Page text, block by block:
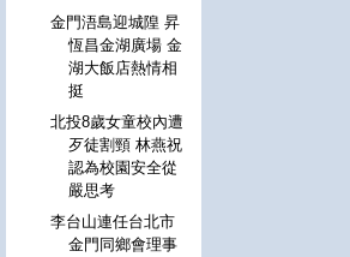
金門浯島迎城隍 昇
恆昌金湖廣場 金
湖大飯店熱情相
挺
北投8歲女童校內遭
歹徒割頸 林燕祝
認為校園安全從
嚴思考
李台山連任台北市
金門同鄉會理事